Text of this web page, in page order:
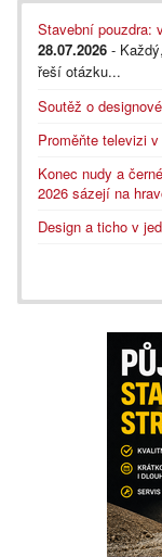
Stavební pouzdra:
28.07.2026 -
řeší otázku...
Soutěž o
Proměňte televizi
Konec nudy a
2026 sázejí na
Design a ticho v